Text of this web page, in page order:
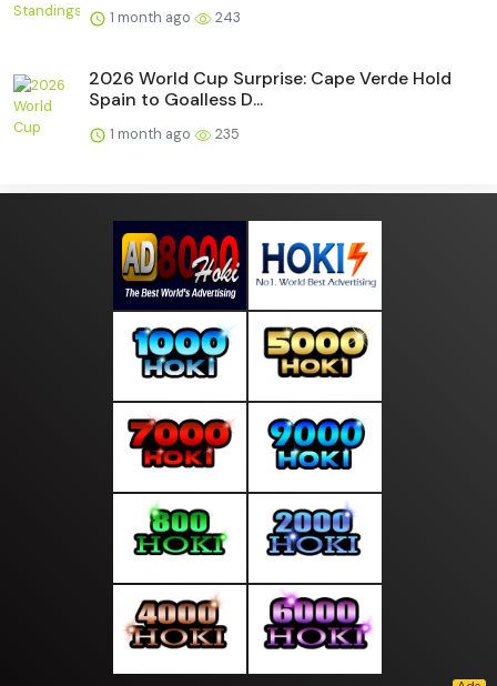
1 month ago 243
2026 World Cup Surprise: Cape Verde Hold
Spain to Goalless D...
1 month ago 235